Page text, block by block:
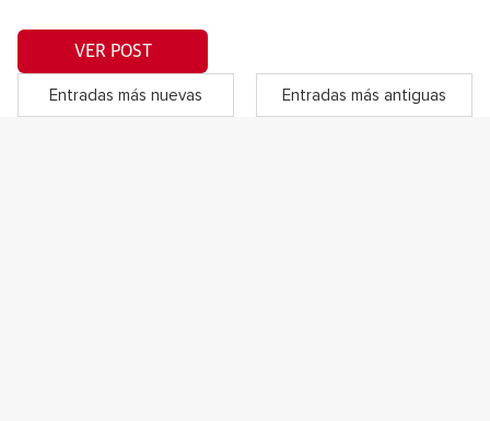
VER POST
Entradas más nuevas Entradas más antiguas